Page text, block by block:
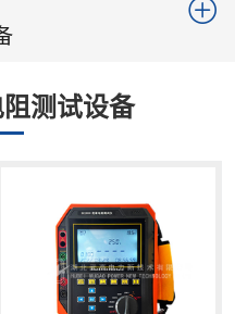
测试设备